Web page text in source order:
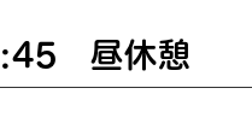
昼休憩